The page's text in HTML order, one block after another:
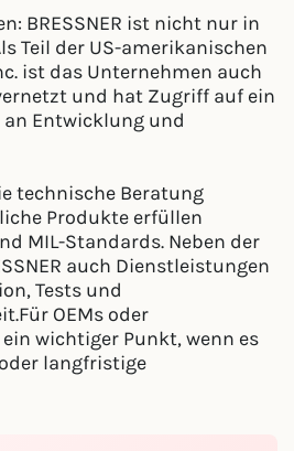
BRESSNER ist nicht nur in
Teil der US-amerikanischen
ist das Unternehmen auch
und hat Zugriff auf ein
Entwicklung und
technische Beratung
Produkte erfüllen
MIL-Standards. Neben der
auch Dienstleistungen
Tests und
OEMs oder
wichtiger Punkt, wenn es
langfristige